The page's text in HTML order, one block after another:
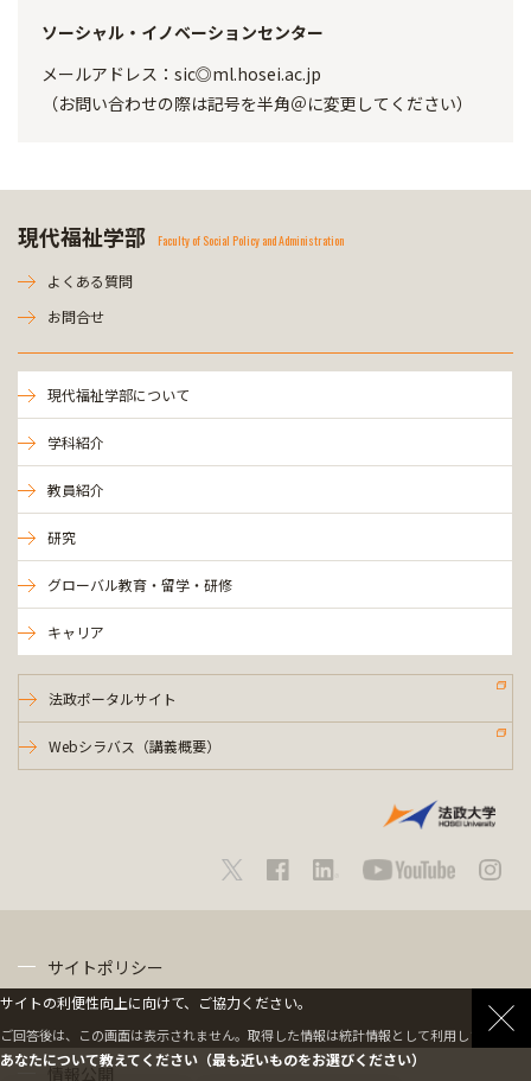
ソーシャル・イノベーションセンター
メールアドレス：sic◎ml.hosei.ac.jp
（お問い合わせの際は記号を半角＠に変更してください）
現代福祉学部 Faculty of Social Policy and Administration
よくある質問
お問合せ
現代福祉学部について
学科紹介
教員紹介
研究
グローバル教育・留学・研修
キャリア
法政ポータルサイト
Webシラバス（講義概要）
サイトポリシー
情報公開
サイトの利便性向上に向けて、ご協力ください。
ご回答後は、この画面は表示されません。取得した情報は統計情報として利用します。
あなたについて教えてください（最も近いものをお選びください）